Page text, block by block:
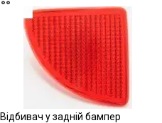
Відбивач у задній бампер